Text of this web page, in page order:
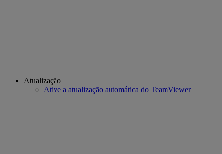
Atualização
Ative a atualização automática do TeamViewer